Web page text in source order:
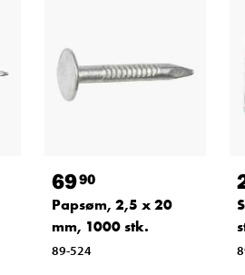
6990
Papsøm, 2,5 x 20
mm, 1000 stk.
89-524